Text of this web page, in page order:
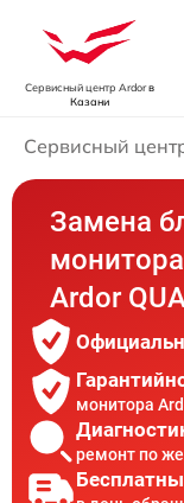
Сервисный центр Ardorв
Казани
Сервисный
Замена
монитора
Ardor
монитора
ремонт по